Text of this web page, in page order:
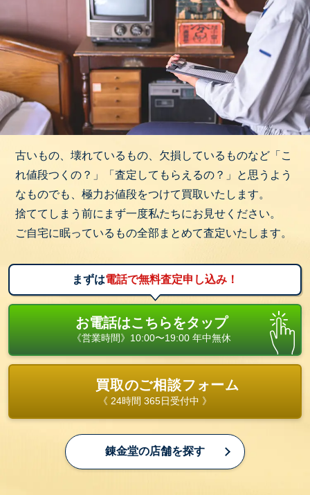
古いもの、壊れているもの、欠損しているものなど「こ
れ値段つくの？」「査定してもらえるの？」と思うよう
なものでも、極力お値段をつけて買取いたします。
捨ててしまう前にまず一度私たちにお見せください。
ご自宅に眠っているもの全部まとめて査定いたします。
まずは電話で無料査定申し込み！
お電話はこちらをタップ
《営業時間》10:00〜19:00 年中無休
買取のご相談フォーム
《 24時間 365日受付中 》
錬金堂の店舗を探す